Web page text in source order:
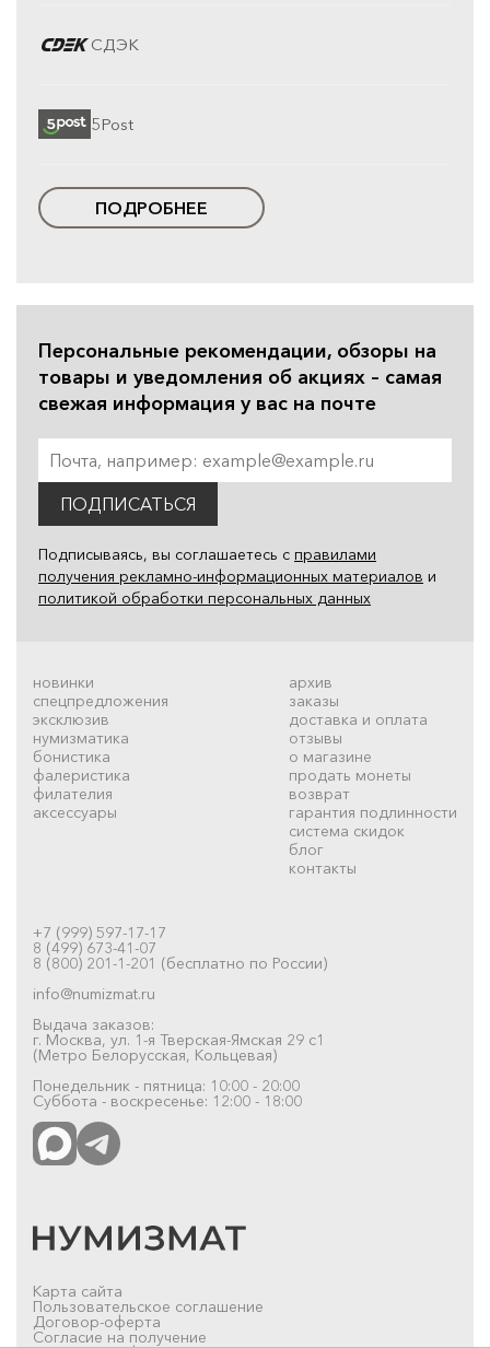
СДЭК
5Post
ПОДРОБНЕЕ
Персональные рекомендации, обзоры на
товары и уведомления об акциях – самая
свежая информация у вас на почте
ПОДПИСАТЬСЯ
Подписываясь, вы соглашаетесь с правилами
получения рекламно-информационных материалов и
политикой обработки персональных данных
новинки
спецпредложения
эксклюзив
нумизматика
бонистика
фалеристика
филателия
аксессуары
архив
заказы
доставка и оплата
отзывы
о магазине
продать монеты
возврат
гарантия подлинности
система скидок
блог
контакты
+7 (999) 597-17-17
8 (499) 673-41-07
8 (800) 201-1-201 (бесплатно по России)
info@numizmat.ru
Выдача заказов:
г. Москва, ул. 1-я Тверская-Ямская 29 с1
(Метро Белорусская, Кольцевая)
Понедельник - пятница: 10:00 - 20:00
Суббота - воскресенье: 12:00 - 18:00
Карта сайта
Пользовательское соглашение
Договор-оферта
Согласие на получение